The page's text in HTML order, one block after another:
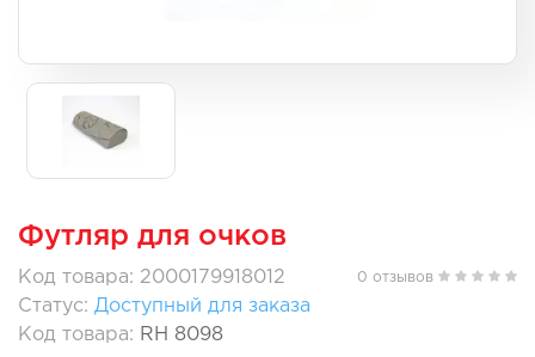
Футляр для очков
Код товара: 2000179918012
Статус: Доступный для заказа
Код товара: RH 8098
0 отзывов